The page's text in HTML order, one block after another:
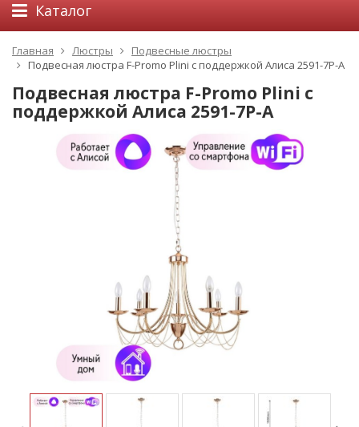
Каталог
Главная Люстры
Подвесные люстры
Подвесная люстра F-Promo Plini с поддержкой Алиса 2591-7P-A
Подвесная люстра F-Promo Plini с
поддержкой Алиса 2591-7P-A